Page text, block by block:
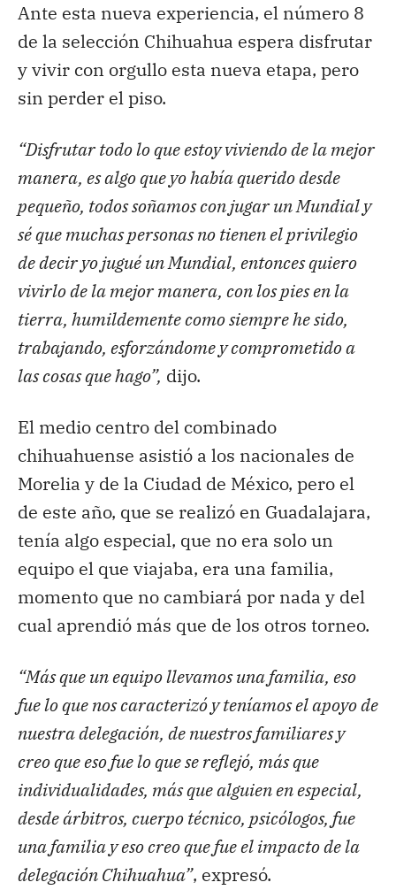
Ante esta nueva experiencia, el número 8
de la selección Chihuahua espera disfrutar
y vivir con orgullo esta nueva etapa, pero
sin perder el piso.
“Disfrutar todo lo que estoy viviendo de la mejor
manera, es algo que yo había querido desde
pequeño, todos soñamos con jugar un Mundial y
sé que muchas personas no tienen el privilegio
de decir yo jugué un Mundial, entonces quiero
vivirlo de la mejor manera, con los pies en la
tierra, humildemente como siempre he sido,
trabajando, esforzándome y comprometido a
las cosas que hago”, dijo.
El medio centro del combinado
chihuahuense asistió a los nacionales de
Morelia y de la Ciudad de México, pero el
de este año, que se realizó en Guadalajara,
tenía algo especial, que no era solo un
equipo el que viajaba, era una familia,
momento que no cambiará por nada y del
cual aprendió más que de los otros torneo.
“Más que un equipo llevamos una familia, eso
fue lo que nos caracterizó y teníamos el apoyo de
nuestra delegación, de nuestros familiares y
creo que eso fue lo que se reflejó, más que
individualidades, más que alguien en especial,
desde árbitros, cuerpo técnico, psicólogos, fue
una familia y eso creo que fue el impacto de la
delegación Chihuahua”, expresó.